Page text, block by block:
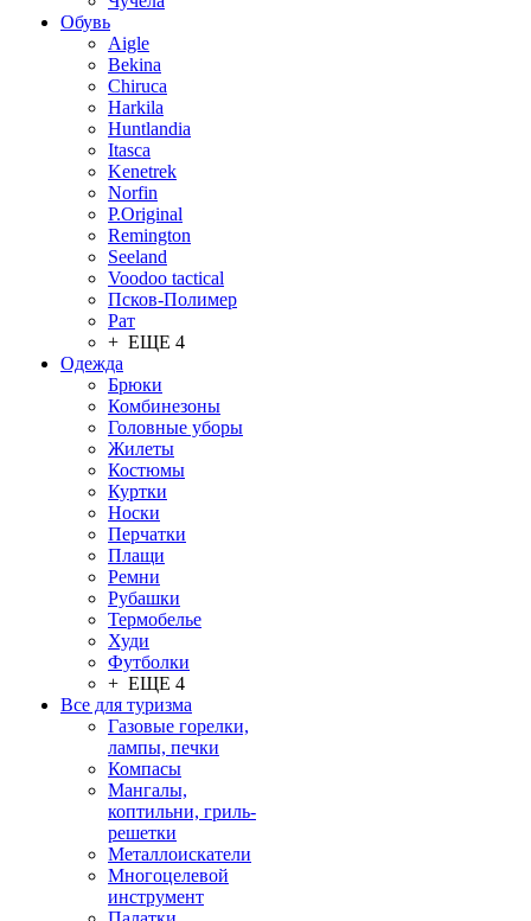
Обувь
Aigle
Bekina
Chiruсa
Harkila
Huntlandia
Itasca
Kenetrek
Norfin
P.Original
Remington
Seeland
Voodoo tactical
Псков-Полимер
Рат
+ ЕЩЕ 4
Одежда
Брюки
Комбинезоны
Головные уборы
Жилеты
Костюмы
Куртки
Носки
Перчатки
Плащи
Ремни
Рубашки
Термобелье
Худи
Футболки
+ ЕЩЕ 4
Все для туризма
Газовые горелки,
лампы, печки
Компасы
Мангалы,
коптильни, гриль-
решетки
Металлоискатели
Многоцелевой
инструмент